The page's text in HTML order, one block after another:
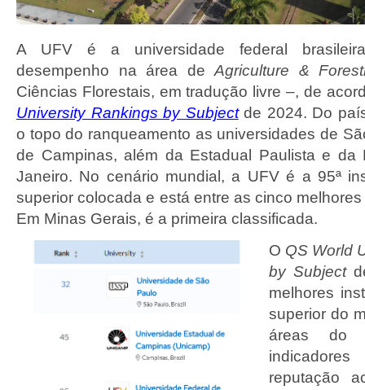
A UFV é a universidade federal
desempenho na área deAgriculture &
Ciências Florestais, em tradução livre –, de
University Rankings by Subjectde 2024. Do
o topo do ranqueamento as universidades de
de Campinas, além da Estadual Paulista e da
Janeiro. No cenário mundial, a UFV é a 95ª
superior colocada e está entre as cinco
Em Minas Gerais, é a primeira classificada.
O QS World
by Subject
melhores
superior do
áreas do
reputação